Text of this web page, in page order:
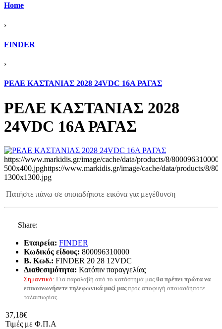
Home
›
FINDER
›
ΡΕΛΕ ΚΑΣΤΑΝΙΑΣ 2028 24VDC 16Α ΡΑΓΑΣ
ΡΕΛΕ ΚΑΣΤΑΝΙΑΣ 2028
24VDC 16Α ΡΑΓΑΣ
https://www.markidis.gr/image/cache/data/products/8/800096310000-
500x400.jpghttps://www.markidis.gr/image/cache/data/products/8/
1300x1300.jpg
Πατήστε πάνω σε οποιαδήποτε εικόνα για μεγέθυνση
Share:
Εταιρεία: FINDER
Κωδικός είδους: 800096310000
B. Κωδ.: FINDER 20 28 12VDC
Διαθεσιμότητα: Κατόπιν παραγγελίας
Σημαντικό: Για παραλαβή από το κατάστημά μας θα πρέπει πρώτα να
επικοινωνήσετε τηλεφωνικά μαζί μαςπρος αποφυγή οποιασδήποτε
ταλαιπωρίας.
37,18€
Τιμές με Φ.Π.Α